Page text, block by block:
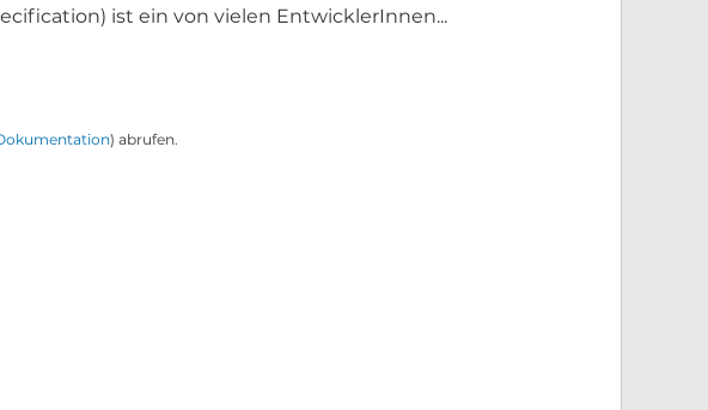
ist ein von vielen EntwicklerInnen...
) abrufen.